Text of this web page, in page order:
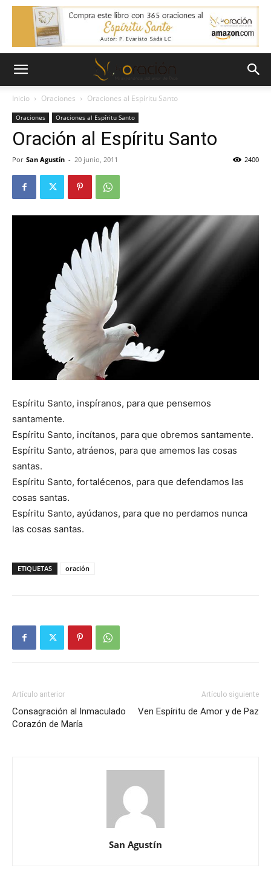
Inicio Oraciones Oraciones al Espíritu Santo
Oraciones Oraciones al Espíritu Santo
Oración al Espíritu Santo
Por San Agustín - 20 junio, 2011 2400
Espíritu Santo, inspíranos, para que pensemos
santamente.
Espíritu Santo, incítanos, para que obremos santamente.
Espíritu Santo, atráenos, para que amemos las cosas
santas.
Espíritu Santo, fortalécenos, para que defendamos las
cosas santas.
Espíritu Santo, ayúdanos, para que no perdamos nunca
las cosas santas.
ETIQUETAS oración
Artículo anterior
Consagración al Inmaculado
Corazón de María
Artículo siguiente
Ven Espíritu de Amor y de Paz
San Agustín